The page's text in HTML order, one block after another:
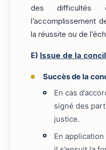
des difficultés
l’accomplissement
la réussite ou de
E) Issue de la
Succès de la
En cas
signé des
justice.
En application